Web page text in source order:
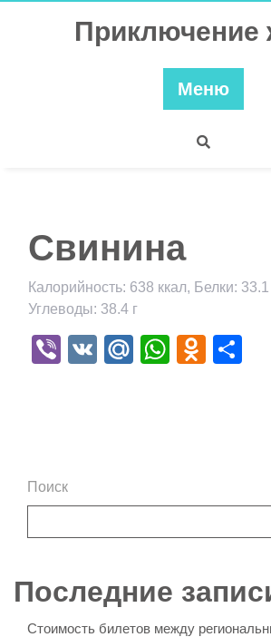
Приключение
Меню
Свинина
Калорийность: 638 ккал, Белки:
Углеводы: 38.4 г
Viber
VK Mail.Ru
Поиск
Последние
Стоимость билетов между